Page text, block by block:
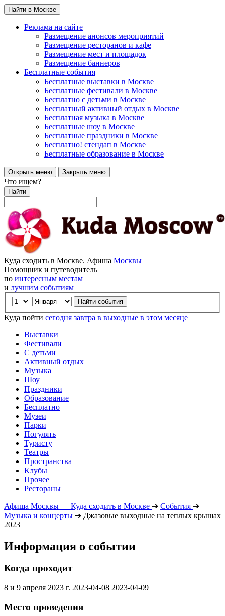
Найти в Москве
Реклама на сайте
Размещение анонсов мероприятий
Размещение ресторанов и кафе
Размещение мест и площадок
Размещение баннеров
Бесплатные события
Бесплатные выставки в Москве
Бесплатные фестивали в Москве
Бесплатно с детьми в Москве
Бесплатный активный отдых в Москве
Бесплатная музыка в Москве
Бесплатные шоу в Москве
Бесплатные праздники в Москве
Бесплатно! стендап в Москве
Бесплатные образование в Москве
Открыть меню Закрыть меню
Что ищем?
Найти
Куда сходить в Москве. Афиша Москвы
Помощник и путеводитель
по интересным местам
и лучшим событиям
Куда пойти сегодня завтра в выходные в этом месяце
Выставки
Фестивали
С детьми
Активный отдых
Музыка
Шоу
Праздники
Образование
Бесплатно
Музеи
Парки
Погулять
Туристу
Театры
Пространства
Клубы
Прочее
Рестораны
Афиша Москвы — Куда сходить в Москве ➔ События ➔
Музыка и концерты ➔ Джазовые выходные на теплых крышах
2023
Информация о событии
Когда проходит
8 и 9 апреля 2023 г. 2023-04-08 2023-04-09
Место проведения